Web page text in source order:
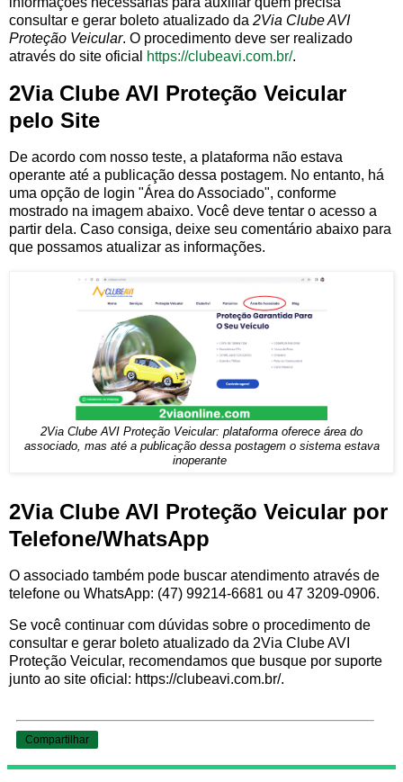
consultar e gerar boleto atualizado da 2Via Clube AVI
Proteção Veicular. O procedimento deve ser realizado
através do site oficial https://clubeavi.com.br/.
2Via Clube AVI Proteção Veicular
pelo Site
De acordo com nosso teste, a plataforma não estava
operante até a publicação dessa postagem. No entanto, há
uma opção de login "Área do Associado", conforme
mostrado na imagem abaixo. Você deve tentar o acesso a
partir dela. Caso consiga, deixe seu comentário abaixo para
que possamos atualizar as informações.
2Via Clube AVI Proteção Veicular: plataforma oferece área do
associado, mas até a publicação dessa postagem o sistema estava
inoperante
2Via Clube AVI Proteção Veicular por
Telefone/WhatsApp
O associado também pode buscar atendimento através de
telefone ou WhatsApp: (47) 99214-6681 ou 47 3209-0906.
Se você continuar com dúvidas sobre o procedimento de
consultar e gerar boleto atualizado da 2Via Clube AVI
Proteção Veicular, recomendamos que busque por suporte
junto ao site oficial: https://clubeavi.com.br/.
Compartilhar